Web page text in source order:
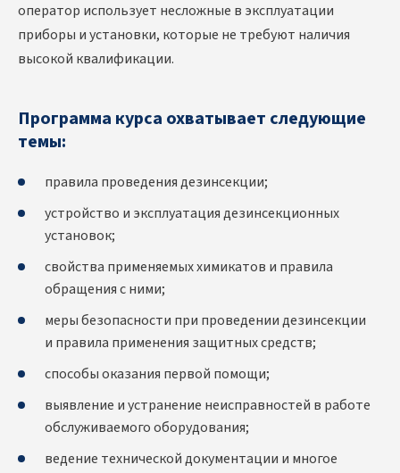
оператор использует несложные в эксплуатации
приборы и установки, которые не требуют наличия
высокой квалификации.
Программа курса охватывает следующие
темы:
правила проведения дезинсекции;
устройство и эксплуатация дезинсекционных
установок;
свойства применяемых химикатов и правила
обращения с ними;
меры безопасности при проведении дезинсекции
и правила применения защитных средств;
способы оказания первой помощи;
выявление и устранение неисправностей в работе
обслуживаемого оборудования;
ведение технической документации и многое